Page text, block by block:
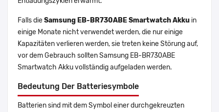
Falls dieSamsung EB-BR730ABE Smartwatch Akku in
einige Monate nicht verwendet werden, die nur einige
Kapazitäten verlieren werden, sie treten keine Störung auf,
vor dem Gebrauch sollten Samsung EB-BR730ABE
Smartwatch Akku vollständig aufgeladen werden.
Bedeutung Der Batteriesymbole
Batterien sind mit dem Symbol einer durchgekreuzten